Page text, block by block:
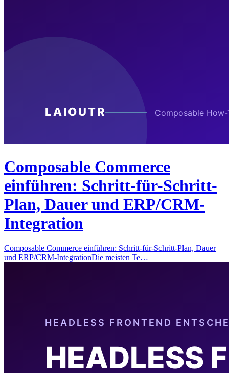
Composable Commerce
einführen: Schritt-für-Schritt-
Plan, Dauer und ERP/CRM-
Integration
Composable Commerce einführen: Schritt-für-Schritt-Plan, Dauer
und ERP/CRM-IntegrationDie meisten Te…